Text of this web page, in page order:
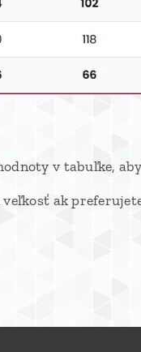
v tabuľke,
ak